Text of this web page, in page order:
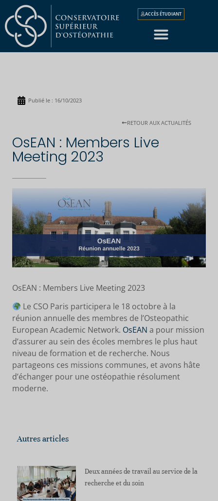
ACCÈS ÉTUDIANT
Publié le : 16/10/2023
RETOUR AUX ACTUALITÉS
OsEAN : Members Live
Meeting 2023
OsEAN : Members Live Meeting 2023
Le CSO Paris participera le 18 octobre à la
réunion annuelle des membres de l’Osteopathic
European Academic Network. OsEAN a pour mission
d’assurer au sein des écoles membres le plus haut
niveau de formation et de recherche. Nous
partageons ces missions communes, et avons hâte
d’échanger pour une ostéopathie résolument
moderne.
Autres articles
Deux années de travail au service de la
recherche et du soin